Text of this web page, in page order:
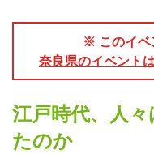
※ このイベ
奈良県のイベント
江戸時代、人
たのか